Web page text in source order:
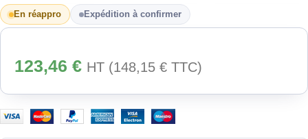
En réappro Expédition à confirmer
123,46 € HT (148,15 € TTC)